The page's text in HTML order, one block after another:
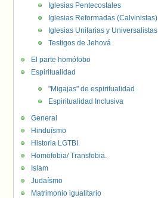
Iglesias Pentecostales
Iglesias Reformadas (Calvinistas)
Iglesias Unitarias y Universalistas
Testigos de Jehová
El parte homófobo
Espiritualidad
"Migajas" de espiritualidad
Espiritualidad Inclusiva
General
Hinduísmo
Historia LGTBI
Homofobia/ Transfobia.
Islam
Judaísmo
Matrimonio igualitario